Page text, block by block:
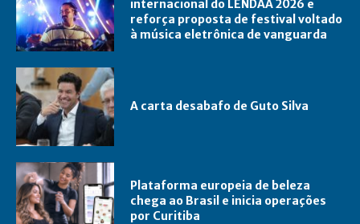
internacional do LENDAA 2026 e
reforça proposta de festival voltado
à música eletrônica de vanguarda
A carta desabafo de Guto Silva
Plataforma europeia de beleza
chega ao Brasil e inicia operações
por Curitiba